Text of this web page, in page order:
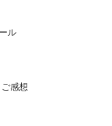
ル
感想